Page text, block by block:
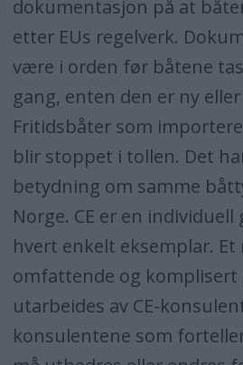
dokumentasjon på at
etter EUs regelverk.
være i orden før båtene
gang, enten den er ny
Fritidsbåter som
blir stoppet i tollen. Det
betydning om samme
Norge. CE er en
hvert enkelt eksemplar. Et
omfattende og komplisert
utarbeides av CE-
konsulentene som